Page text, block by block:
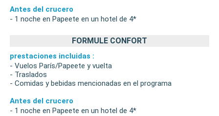
Antes del crucero
- 1 noche en Papeete en un hotel de 4*
FORMULE CONFORT
prestaciones incluidas :
- Vuelos París/Papeete y vuelta
- Traslados
- Comidas y bebidas mencionadas en el programa
Antes del crucero
- 1 noche en Papeete en un hotel de 4*